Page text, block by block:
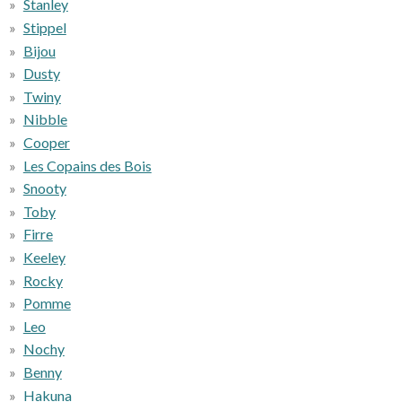
Stanley
Stippel
Bijou
Dusty
Twiny
Nibble
Cooper
Les Copains des Bois
Snooty
Toby
Firre
Keeley
Rocky
Pomme
Leo
Nochy
Benny
Hakuna